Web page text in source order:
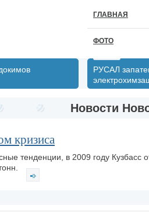
ГЛАВНАЯ
ФОТО
РУСАЛ
Новости
кризиса
тенденции, в 2009 году Кузбасс